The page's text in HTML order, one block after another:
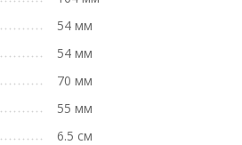
54 мм
54 мм
70 мм
55 мм
6.5 см